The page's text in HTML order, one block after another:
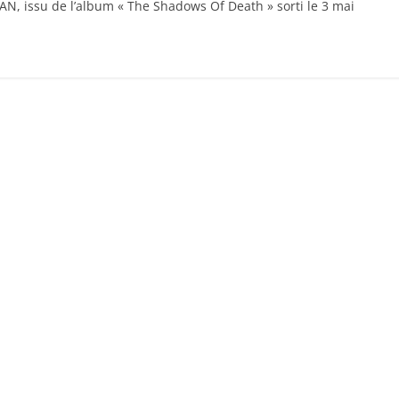
issu de l’album « The Shadows Of Death » sorti le 3 mai